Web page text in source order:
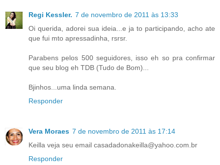
Regi Kessler. 7 de novembro de 2011 às 13:33
Oi querida, adorei sua ideia...e ja to participando, acho ate
que fui mto apressadinha, rsrsr.
Parabens pelos 500 seguidores, isso eh so pra confirmar
que seu blog eh TDB (Tudo de Bom)...
Bjinhos...uma linda semana.
Responder
Vera Moraes 7 de novembro de 2011 às 17:14
Keilla veja seu email casadadonakeilla@yahoo.com.br
Responder